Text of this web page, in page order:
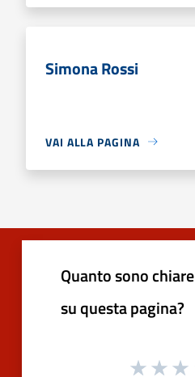
Simona Rossi
VAI ALLA PAGINA
Quanto sono
su questa pagina?